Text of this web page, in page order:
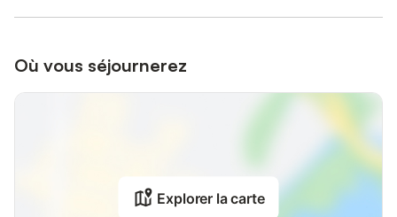
Où vous séjournerez
Explorer la carte